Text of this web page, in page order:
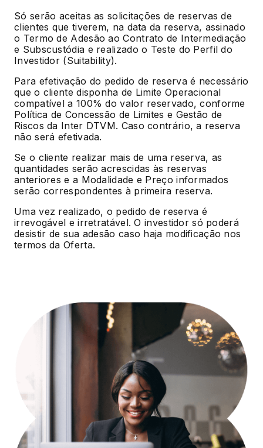
Só serão aceitas as solicitações de reservas de
clientes que tiverem, na data da reserva, assinado
o Termo de Adesão ao Contrato de Intermediação
e Subscustódia e realizado o Teste do Perfil do
Investidor (Suitability).
Para efetivação do pedido de reserva é necessário
que o cliente disponha de Limite Operacional
compatível a 100% do valor reservado, conforme
Política de Concessão de Limites e Gestão de
Riscos da Inter DTVM. Caso contrário, a reserva
não será efetivada.
Se o cliente realizar mais de uma reserva, as
quantidades serão acrescidas às reservas
anteriores e a Modalidade e Preço informados
serão correspondentes à primeira reserva.
Uma vez realizado, o pedido de reserva é
irrevogável e irretratável. O investidor só poderá
desistir de sua adesão caso haja modificação nos
termos da Oferta.